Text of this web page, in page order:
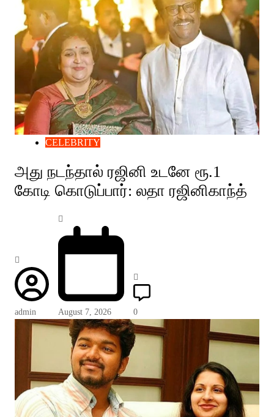
CELEBRITY
அது நடந்தால் ரஜினி உடனே ரூ.1
கோடி கொடுப்பார்: லதா ரஜினிகாந்த்
admin August 7, 2026 0